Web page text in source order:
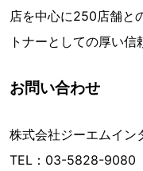
店を中心に250店舗と
トナーとしての厚い信
お問い合わせ
株式会社ジーエムイン
TEL：03-5828-9080